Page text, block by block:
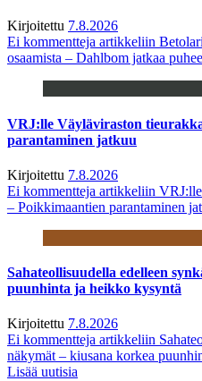
Kirjoitettu 7.8.2026
Ei kommentteja artikkeliin
osaamista – Dahlbom jatkaa
VRJ:lle Väyläviraston
parantaminen jatkuu
Kirjoitettu 7.8.2026
Ei kommentteja artikkeliin
– Poikkimaantien parantaminen
Sahateollisuudella edelleen
puunhinta ja heikko kysyntä
Kirjoitettu 7.8.2026
Ei kommentteja artikkeliin
näkymät – kiusana korkea
Lisää uutisia